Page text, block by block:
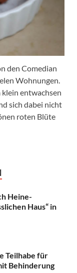
den Comedian
Wohnungen.
klein entwachsen
sich dabei nicht
roten Blüte
Heine-
Haus“ in
Teilhabe für
Behinderung